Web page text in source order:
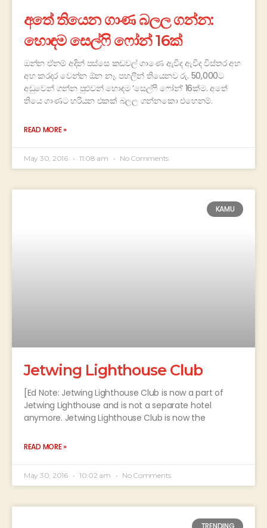
අතේ තියෙන ගාණ බලල ගන්න:
හොඳම සෙල්ෆි ෆෝන් 16ක්
ඔන්න ඒනම් අදින් පස්සෙ කඩවල් ගාණෙ ඇවිද ඇවිද විස්තර අහ
අහ කරදර වෙන්න ඕන නෑ. පහලින් තියෙනව රු. 50,000ට
අඩුවෙන් ගන්න පුළුවන් හොඳම ‘සෙල්ෆි ෆෝන්’ 16ක්ම. අතේ
තියෙ ගාණට හරියන එකක් බලල ගන්නකො එහෙනම්.
READ MORE »
May 30, 2016 11:08 am No Comments
KAMU
Jetwing Lighthouse Club
[Ed Note: Jetwing Lighthouse Club is now a part of
Jetwing Lighthouse and is not a separate hotel
anymore. Jetwing Lighthouse Club is now the
READ MORE »
May 30, 2016 10:02 am No Comments